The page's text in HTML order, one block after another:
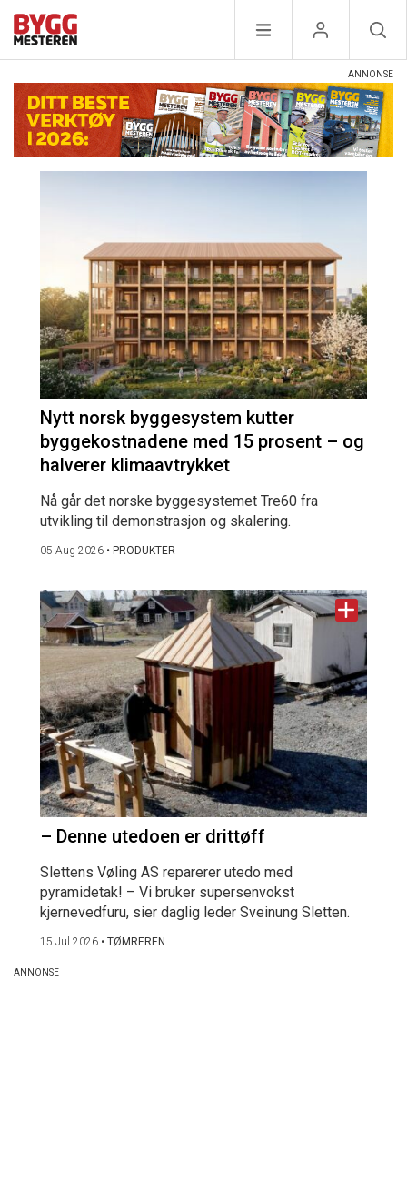
Nytt norsk byggesystem kutter
byggekostnadene med 15 prosent – og
halverer klimaavtrykket
Nå går det norske byggesystemet Tre60 fra
utvikling til demonstrasjon og skalering.
05 Aug 2026 • PRODUKTER
– Denne utedoen er drittøff
Slettens Vøling AS reparerer utedo med
pyramidetak! – Vi bruker supersenvokst
kjernevedfuru, sier daglig leder Sveinung Sletten.
15 Jul 2026 • TØMREREN